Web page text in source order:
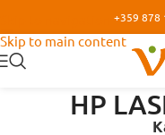
Skip to main content
+359 878
HP